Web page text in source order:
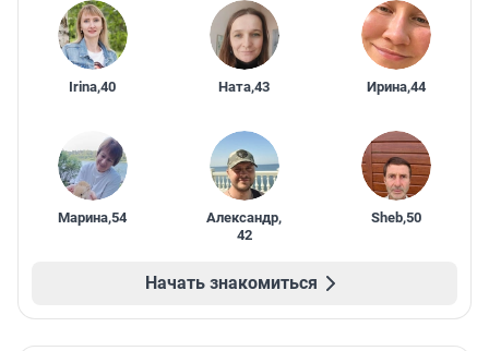
Irina,40 Ната,43 Ирина,44
Марина,54 Александр,
42
Sheb,50
Начать знакомиться